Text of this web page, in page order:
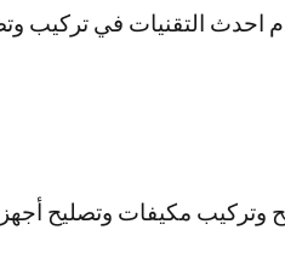
التقنيات في تركيب
مكيفات وتصليح